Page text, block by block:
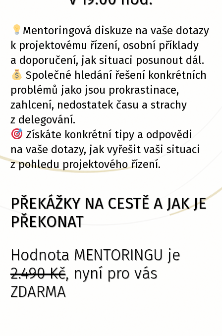
Mentoringová diskuze na vaše dotazy
k projektovému řízení, osobní příklady
a doporučení, jak situaci posunout dál.
Společné hledání řešení konkrétních
problémů jako jsou prokrastinace,
zahlcení, nedostatek času a strachy
z delegování.
Získáte konkrétní tipy a odpovědi
na vaše dotazy, jak vyřešit vaši situaci
z pohledu projektového řízení.
PŘEKÁŽKY NA CESTĚ A JAK JE
PŘEKONAT
Hodnota MENTORINGU je
2.490 Kč, nyní pro vás
ZDARMA